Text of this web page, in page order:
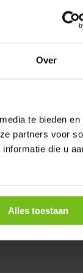
Over
te bieden en
partners voor
die u
Alles toestaan